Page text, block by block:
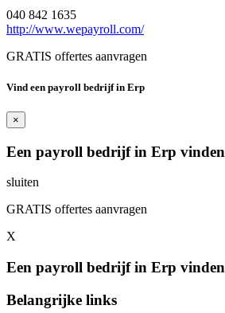
040 842 1635
http://www.wepayroll.com/
GRATIS offertes aanvragen
Vind een payroll bedrijf in Erp
×
Een payroll bedrijf in Erp vinden
sluiten
GRATIS offertes aanvragen
X
Een payroll bedrijf in Erp vinden
Belangrijke links